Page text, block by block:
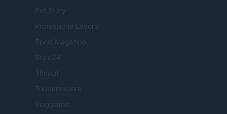
Pet Story
Professione Lavoro
Sport Magazine
Style24
Think.it
Tuobenessere
Viaggiamo